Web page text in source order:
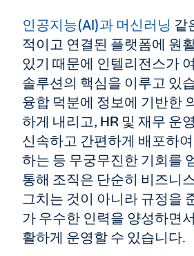
인공지능(AI)과 머신러닝 같
적이고 연결된 플랫폼에 원
있기 때문에 인텔리전스가
솔루션의 핵심을 이루고 있
융합 덕분에 정보에 기반한
하게 내리고, HR 및 재무 운
신속하고 간편하게 배포하
하는 등 무궁무진한 기회를
통해 조직은 단순히 비즈니
그치는 것이 아니라 규정을
가 우수한 인력을 양성하면
활하게 운영할 수 있습니다.